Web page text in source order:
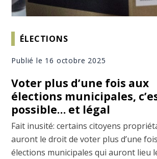
ÉLECTIONS
Publié le 16 octobre 2025
Voter plus d’une fois aux
élections municipales,
possible… et légal
Fait inusité: certains citoyens
auront le droit de voter plus d’une
élections municipales qui auront lieu